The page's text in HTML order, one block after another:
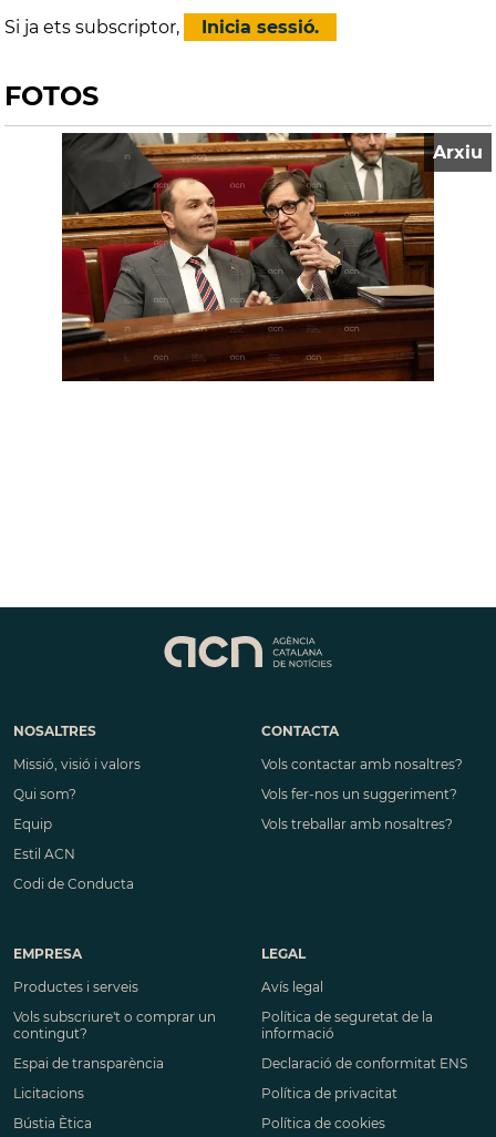
Si ja ets subscriptor,
Inicia sessió.
FOTOS
Arxiu
NOSALTRES
Missió, visió i valors
Qui som?
Equip
Estil ACN
Codi de Conducta
CONTACTA
Vols contactar amb nosaltres?
Vols fer-nos un suggeriment?
Vols treballar amb nosaltres?
EMPRESA
Productes i serveis
Vols subscriure't o comprar un
contingut?
Espai de transparència
Licitacions
Bústia Ètica
LEGAL
Avís legal
Política de seguretat de la
informació
Declaració de conformitat ENS
Política de privacitat
Política de cookies